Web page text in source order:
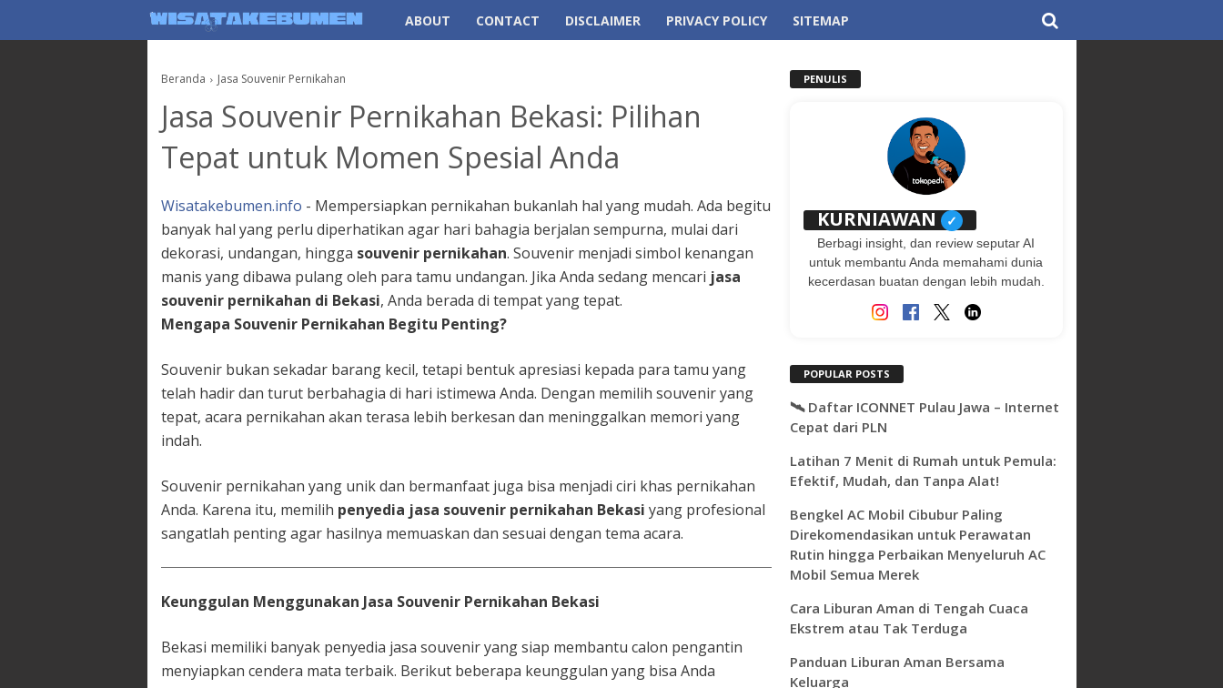
ABOUT CONTACT DISCLAIMER PRIVACY POLICY SITEMAP
Beranda Jasa Souvenir Pernikahan
Jasa Souvenir Pernikahan Bekasi: Pilihan
Tepat untuk Momen Spesial Anda
Wisatakebumen.info - Mempersiapkan pernikahan bukanlah hal yang mudah. Ada begitu
banyak hal yang perlu diperhatikan agar hari bahagia berjalan sempurna, mulai dari
dekorasi, undangan, hingga souvenir pernikahan. Souvenir menjadi simbol kenangan
manis yang dibawa pulang oleh para tamu undangan. Jika Anda sedang mencari jasa
souvenir pernikahan di Bekasi, Anda berada di tempat yang tepat.
Mengapa Souvenir Pernikahan Begitu Penting?
Souvenir bukan sekadar barang kecil, tetapi bentuk apresiasi kepada para tamu yang
telah hadir dan turut berbahagia di hari istimewa Anda. Dengan memilih souvenir yang
tepat, acara pernikahan akan terasa lebih berkesan dan meninggalkan memori yang
indah.
Souvenir pernikahan yang unik dan bermanfaat juga bisa menjadi ciri khas pernikahan
Anda. Karena itu, memilih penyedia jasa souvenir pernikahan Bekasi yang profesional
sangatlah penting agar hasilnya memuaskan dan sesuai dengan tema acara.
Keunggulan Menggunakan Jasa Souvenir Pernikahan Bekasi
Bekasi memiliki banyak penyedia jasa souvenir yang siap membantu calon pengantin
menyiapkan cendera mata terbaik. Berikut beberapa keunggulan yang bisa Anda
PENULIS
KURNIAWAN ✓
Berbagi insight, dan review seputar AI
untuk membantu Anda memahami dunia
kecerdasan buatan dengan lebih mudah.
POPULAR POSTS
🛰️ Daftar ICONNET Pulau Jawa – Internet
Cepat dari PLN
Latihan 7 Menit di Rumah untuk Pemula:
Efektif, Mudah, dan Tanpa Alat!
Bengkel AC Mobil Cibubur Paling
Direkomendasikan untuk Perawatan
Rutin hingga Perbaikan Menyeluruh AC
Mobil Semua Merek
Cara Liburan Aman di Tengah Cuaca
Ekstrem atau Tak Terduga
Panduan Liburan Aman Bersama
Keluarga